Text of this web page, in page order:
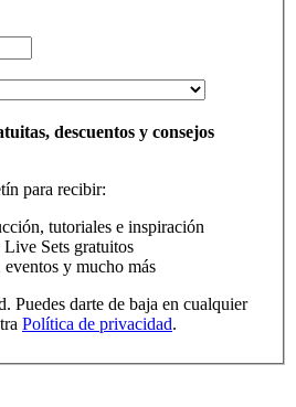
descuentos y consejos
para recibir:
tutoriales e inspiración
Live Sets gratuitos
eventos y mucho más
Puedes darte de baja en cualquier
Política de privacidad.